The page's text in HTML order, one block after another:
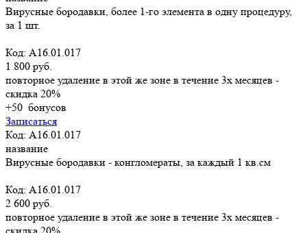
Вирусные бородавки, более 1-го элемента в одну процедуру,
за 1 шт.
Код: A16.01.017
1 800 руб.
повторное удаление в этой же зоне в течение 3х месяцев -
скидка 20%
+50 бонусов
Записаться
Код: A16.01.017
название
Вирусные бородавки - конгломераты, за каждый 1 кв.см
Код: A16.01.017
2 600 руб.
повторное удаление в этой же зоне в течение 3х месяцев -
скидка 20%